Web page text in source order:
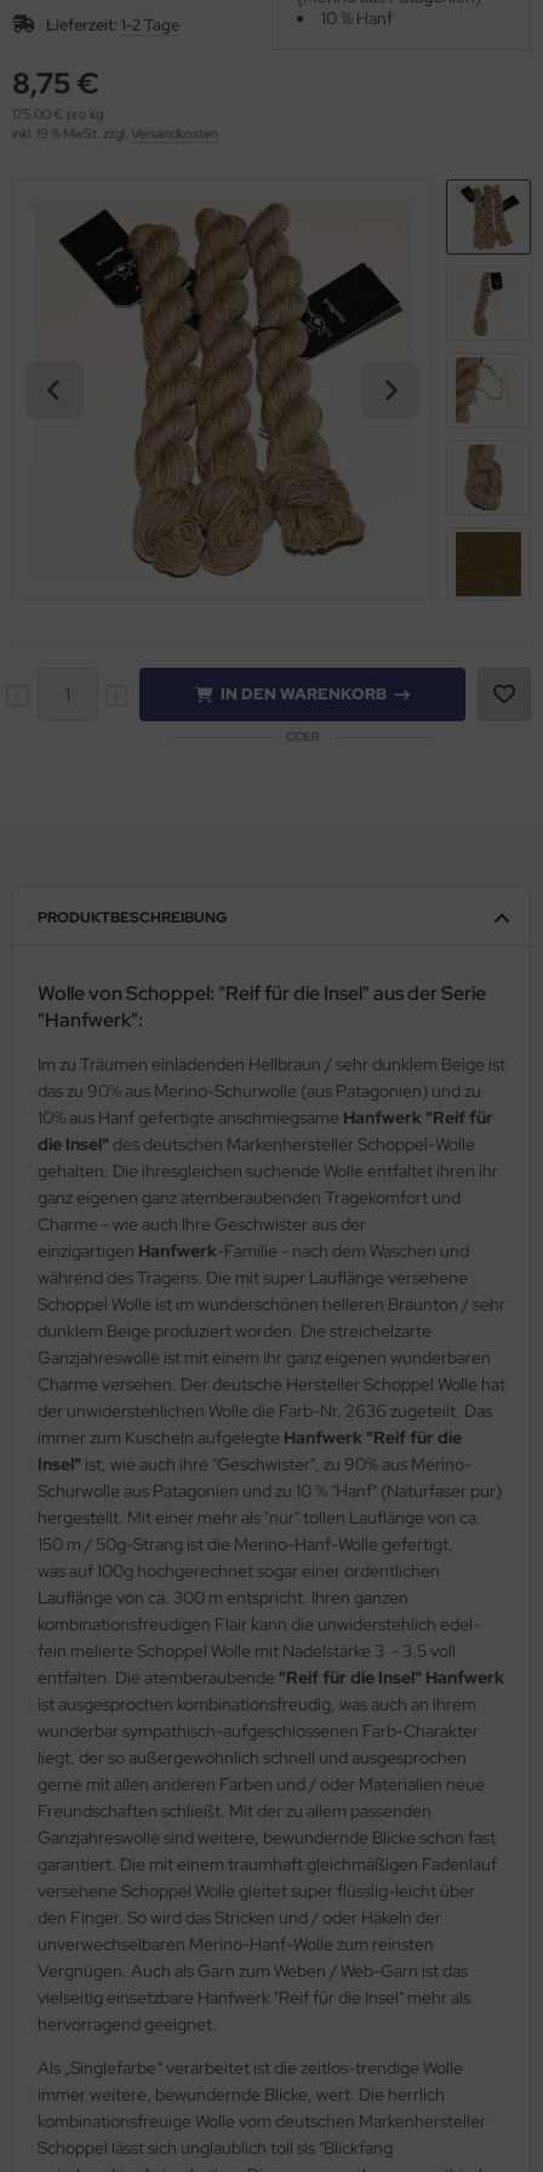
Lieferzeit: 1-2 Tage
8,75 €
175,00 € pro kg
inkl. 19 % MwSt. zzgl. Versandkosten
10 % Hanf
IN DEN WARENKORB
ODER
PRODUKTBESCHREIBUNG
Wolle von Schoppel: "Reif für die Insel" aus der Serie
"Hanfwerk":
Im zu Träumen einladenden Hellbraun / sehr dunklem Beige ist
das zu 90% aus Merino-Schurwolle (aus Patagonien) und zu
10% aus Hanf gefertigte anschmiegsame Hanfwerk "Reif für
die Insel" des deutschen Markenhersteller Schoppel-Wolle
gehalten. Die ihresgleichen suchende Wolle entfaltet ihren ihr
ganz eigenen ganz atemberaubenden Tragekomfort und
Charme - wie auch Ihre Geschwister aus der
einzigartigen Hanfwerk-Familie - nach dem Waschen und
während des Tragens. Die mit super Lauflänge versehene
Schoppel Wolle ist im wunderschönen helleren Braunton / sehr
dunklem Beige produziert worden. Die streichelzarte
Ganzjahreswolle ist mit einem ihr ganz eigenen wunderbaren
Charme versehen. Der deutsche Hersteller Schoppel Wolle hat
der unwiderstehlichen Wolle die Farb-Nr. 2636 zugeteilt. Das
immer zum Kuscheln aufgelegte Hanfwerk "Reif für die
Insel" ist, wie auch ihre "Geschwister", zu 90% aus Merino-
Schurwolle aus Patagonien und zu 10 % "Hanf" (Naturfaser pur)
hergestellt. Mit einer mehr als "nur" tollen Lauflänge von ca.
150 m / 50g-Strang ist die Merino-Hanf-Wolle gefertigt,
was auf 100g hochgerechnet sogar einer ordentlichen
Lauflänge von ca. 300 m entspricht. Ihren ganzen
kombinationsfreudigen Flair kann die unwiderstehlich edel-
fein melierte Schoppel Wolle mit Nadelstärke 3 - 3,5 voll
entfalten. Die atemberaubende "Reif für die Insel" Hanfwerk
ist ausgesprochen kombinationsfreudig, was auch an ihrem
wunderbar sympathisch-aufgeschlossenen Farb-Charakter
liegt, der so außergewöhnlich schnell und ausgesprochen
gerne mit allen anderen Farben und / oder Materialien neue
Freundschaften schließt. Mit der zu allem passenden
Ganzjahreswolle sind weitere, bewundernde Blicke schon fast
garantiert. Die mit einem traumhaft gleichmäßigen Fadenlauf
versehene Schoppel Wolle gleitet super flüsslig-leicht über
den Finger. So wird das Stricken und / oder Häkeln der
unverwechselbaren Merino-Hanf-Wolle zum reinsten
Vergnügen. Auch als Garn zum Weben / Web-Garn ist das
vielseitig einsetzbare Hanfwerk "Reif für die Insel" mehr als
hervorragend geeignet.
Als „Singlefarbe“ verarbeitet ist die zeitlos-trendige Wolle
immer weitere, bewundernde Blicke, wert. Die herrlich
kombinationsfreuige Wolle vom deutschen Markenhersteller
Schoppel lässt sich unglaublich toll sls "Blickfang
(276)